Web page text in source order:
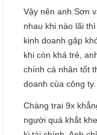
Vậy nên anh Sơn
nhau khi nào lãi
kinh doanh gặp
khi còn khá trẻ,
chính cá nhân tốt
doanh của công ty.
Chàng trai 9x
người quá khắt